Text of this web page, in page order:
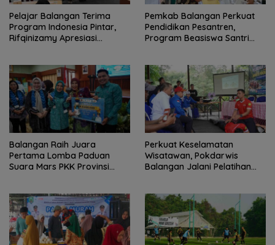
Pelajar Balangan Terima
Program Indonesia Pintar,
Rifqinizamy Apresiasi
Pemkab Balangan Perkuat
Pendidikan Pesantren,
Program Beasiswa Santri
Balangan Raih Juara
Pertama Lomba Paduan
Suara Mars PKK Provinsi
Perkuat Keselamatan
Wisatawan, Pokdarwis
Balangan Jalani Pelatihan